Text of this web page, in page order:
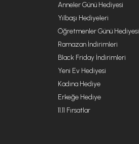
Anneler Günü Hediyesi
Yılbaşı Hediyeleri
Öğretmenler Günü Hediyesi
Ramazan İndirimleri
Black Friday İndirimleri
Yeni Ev Hediyesi
Kadına Hediye
Erkeğe Hediye
11.11 Fırsatlar